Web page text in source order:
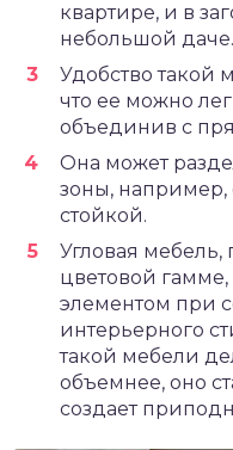
квартире, и в
небольшой даче.
Удобство такой
что ее можно
объединив с
Она может
зоны, например,
стойкой.
Угловая
цветовой
элементом при
интерьерного
такой мебели
объемнее, оно
создает